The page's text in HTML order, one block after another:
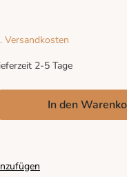
Versandkosten
2-5 Tage
In den